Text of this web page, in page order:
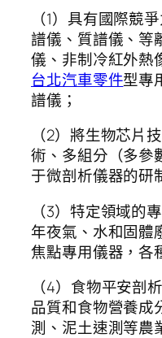
（1）具有國際競
譜儀、質譜儀、等
儀、非制冷紅外熱
台北汽車零件型專
譜儀；
（2）將生物芯片
術、多組分（多參
于微剖析儀器的研
（3）特定領域的
年夜氣、水和固體
焦點專用儀器，各
（4）食物平安剖
品質和食物營養成
測、泥土速測等農